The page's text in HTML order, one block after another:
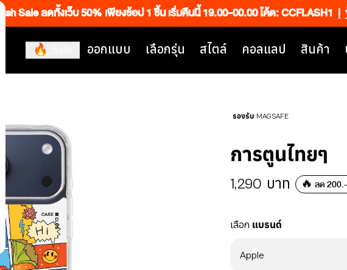
Flash Sale ลดทั้งเว็บ 50% เพียงช้อป 1 ชิ้น เริ่มคืนนี้ 19.00-00.00 โค้ด: CCFLASH1 |
🔥 Sale ออกแบบ เลือกรุ่น สไตล์ คอลแลป สินค้า
รองรับ MAGSAFE
การตูนไทยๆ
1,290 บาท 🔥 ลด
เลือก แบรนด์
Apple